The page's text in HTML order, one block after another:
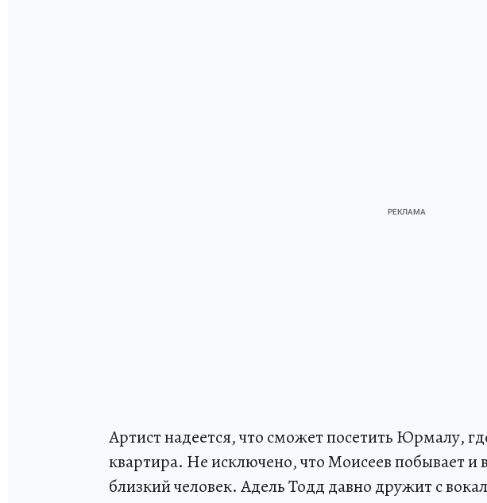
Артист надеется, что сможет посетить Юрмалу,
квартира. Не исключено, что Моисеев побывает
близкий человек. Адель Тодд давно дружит с